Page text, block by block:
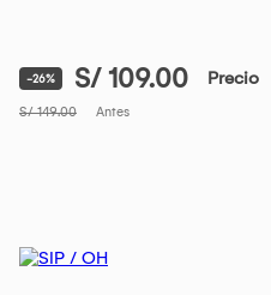
-26% S/ 109.00 Precio
S/ 149.00 Antes